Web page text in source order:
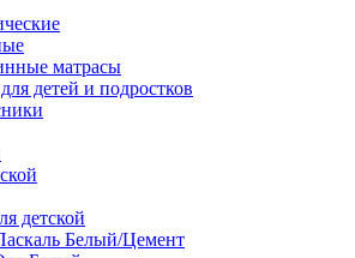
матрасы
детей и подростков
детской
Белый/Цемент